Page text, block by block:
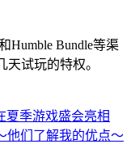
Humble Bundle等渠
试玩的特权。
夏季游戏盛会亮相
他们了解我的优点～